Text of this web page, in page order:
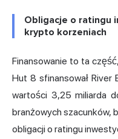
Obligacje o ratingu
krypto korzeniach
Finansowanie to ta
Hut 8 sfinansował River
wartości 3,25 miliarda
branżowych szacunków,
obligacji o ratingu